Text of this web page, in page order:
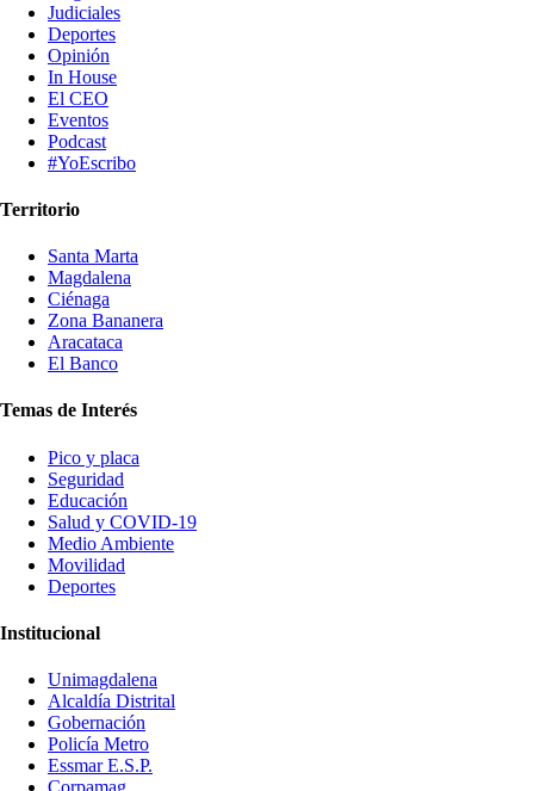
Judiciales
Deportes
Opinión
In House
El CEO
Eventos
Podcast
#YoEscribo
Territorio
Santa Marta
Magdalena
Ciénaga
Zona Bananera
Aracataca
El Banco
Temas de Interés
Pico y placa
Seguridad
Educación
Salud y COVID-19
Medio Ambiente
Movilidad
Deportes
Institucional
Unimagdalena
Alcaldía Distrital
Gobernación
Policía Metro
Essmar E.S.P.